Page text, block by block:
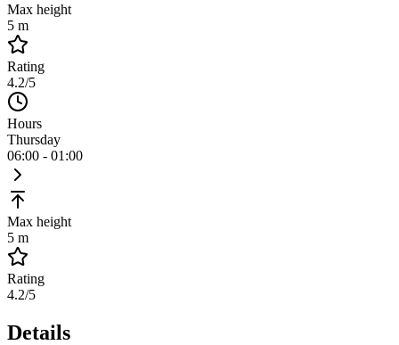
Max height
5 m
Rating
4.2/5
Hours
Thursday
06:00 - 01:00
Max height
5 m
Rating
4.2/5
Details